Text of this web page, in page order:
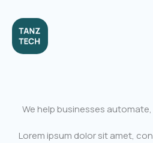
content
We help businesses
Lorem ipsum dolor sit amet,